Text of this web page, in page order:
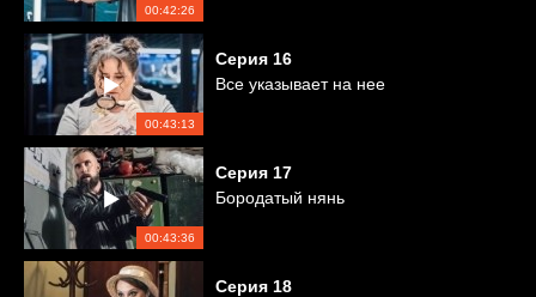
00:42:26
00:43:13
Серия 16
Все указывает на нее
00:43:36
Серия 17
Бородатый нянь
Серия 18